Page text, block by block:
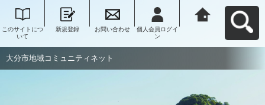
このサイトにつ
いて
新規登録 お問い合わせ
個人会員ログイ
ン
大分市地域コミュニティネット